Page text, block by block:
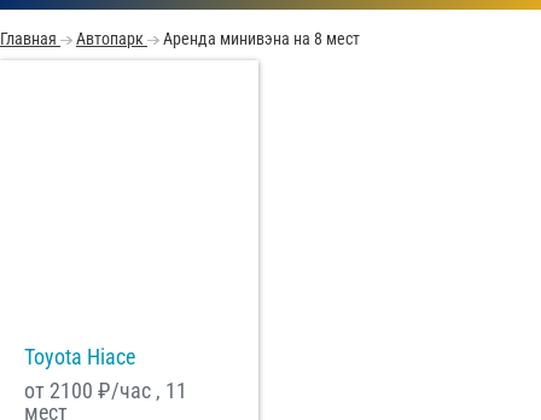
Главная Автопарк Аренда минивэна на 8 мест
Toyota Hiace
от 2100 ₽/час , 11
мест